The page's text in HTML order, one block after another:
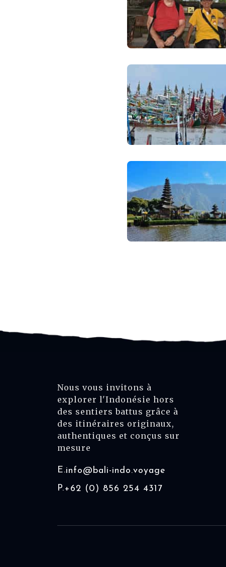
Nous vous invitons à
explorer l'Indonésie hors
des sentiers battus grâce à
des itinéraires originaux,
authentiques et conçus sur
mesure
E.info@bali-indo.voyage
P.+62 (0) 856 254 4317